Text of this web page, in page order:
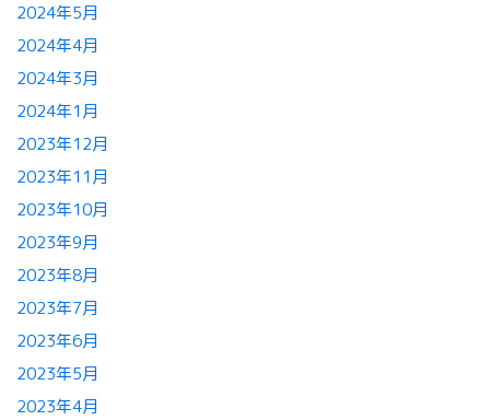
2024年5月
2024年4月
2024年3月
2024年1月
2023年12月
2023年11月
2023年10月
2023年9月
2023年8月
2023年7月
2023年6月
2023年5月
2023年4月